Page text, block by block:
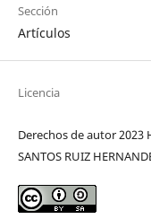
Sección
Artículos
Licencia
Derechos de autor 2023
SANTOS RUIZ